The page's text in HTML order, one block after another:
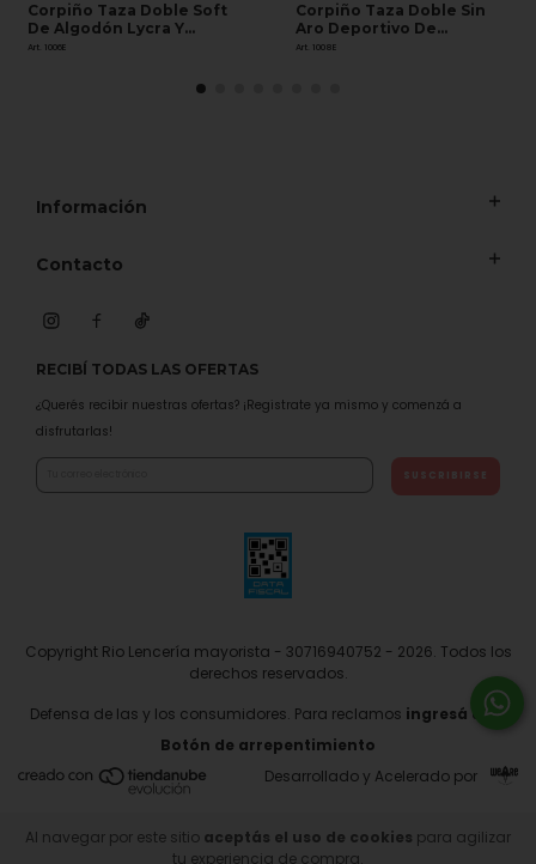
Al navegar por este sitio aceptás el uso de cookies para agilizar
tu experiencia de compra.
Corpiño Taza Doble Soft
De Algodón Lycra Y
Puntilla
Art. 1006E
Corpiño Taza Doble Sin
Aro Deportivo De
Algodón Y Lycra
Art. 1008E
Información
Contacto
RECIBÍ TODAS LAS OFERTAS
¿Querés recibir nuestras ofertas? ¡Registrate ya mismo y comenzá a
disfrutarlas!
Copyright Rio Lencería mayorista - 30716940752 - 2026. Todos los
derechos reservados.
Defensa de las y los consumidores. Para reclamos ingresá acá.
Botón de arrepentimiento
Desarrollado y Acelerado por